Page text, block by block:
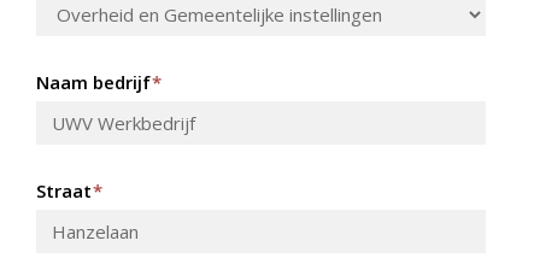
Naam bedrijf*
Straat*